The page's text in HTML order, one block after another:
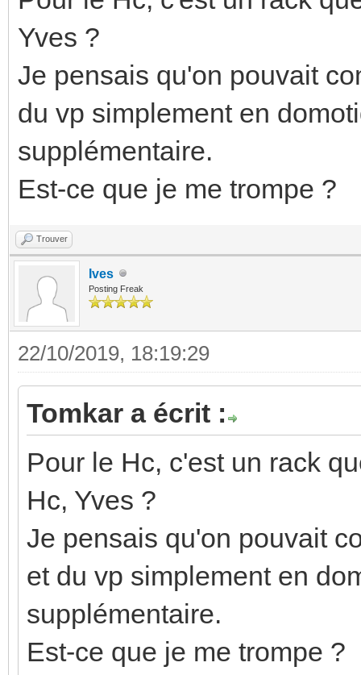
Yves ?
Je pensais qu'on pouvait
du vp simplement en
supplémentaire.
Est-ce que je me trompe ?
Trouver
Ives
Posting Freak
22/10/2019, 18:19:29
Tomkar a écrit :
Pour le Hc, c'est un rack
Hc, Yves ?
Je pensais qu'on pouvait
et du vp simplement en
supplémentaire.
Est-ce que je me trompe ?